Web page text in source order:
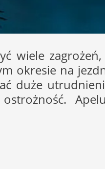
wiele
okresie na
duże